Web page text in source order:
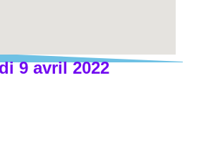
9 avril 2022